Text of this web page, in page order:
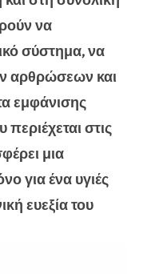
να
σύστημα, να
αρθρώσεων και
εμφάνισης
στις
μια
για ένα υγιές
ευεξία του